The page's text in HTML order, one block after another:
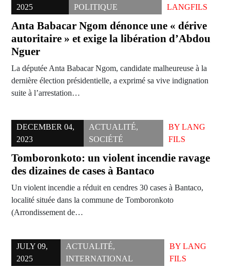
2025
POLITIQUE
LANGFILS
Anta Babacar Ngom dénonce une « dérive
autoritaire » et exige la libération d’Abdou
Nguer
La députée Anta Babacar Ngom, candidate malheureuse à la
dernière élection présidentielle, a exprimé sa vive indignation
suite à l’arrestation…
DECEMBER 04,
2023
ACTUALITÉ,
SOCIÉTÉ
BY LANG
FILS
Tomboronkoto: un violent incendie ravage
des dizaines de cases à Bantaco
Un violent incendie a réduit en cendres 30 cases à Bantaco,
localité située dans la commune de Tomboronkoto
(Arrondissement de…
JULY 09,
2025
ACTUALITÉ,
INTERNATIONAL
BYLANG
FILS